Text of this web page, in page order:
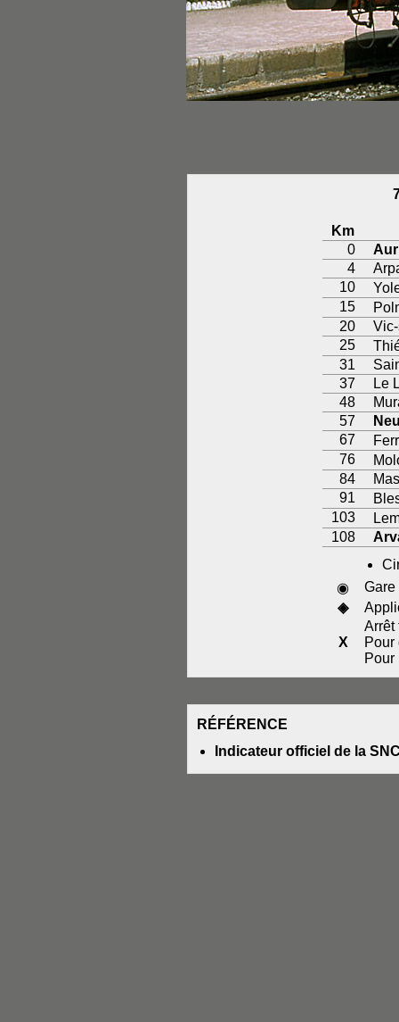
Km
0
4
10
15
20
25
31
37
Le
48
57
67
76
84
91
103
108
◉
Gare
◈
X
Arrêt
Pour
Pour
RÉFÉRENCE
Indicateur officiel de la